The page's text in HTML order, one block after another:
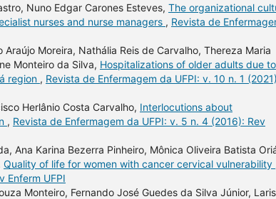
Nuno Edgar Carones Esteves, The organizational
nurses and nurse managers , Revista de
Moreira, Nathália Reis de Carvalho, Thereza Maria
Monteiro da Silva, Hospitalizations of older adults due to
region , Revista de Enfermagem da UFPI: v. 10 n. 1
Herlânio Costa Carvalho, Interlocutions about
, Revista de Enfermagem da UFPI: v. 5 n. 4 (2016): Rev
Ana Karina Bezerra Pinheiro, Mônica Oliveira Batista
Quality of life for women with cancer cervical vulnerability
Enferm UFPI
Monteiro, Fernando José Guedes da Silva Júnior,